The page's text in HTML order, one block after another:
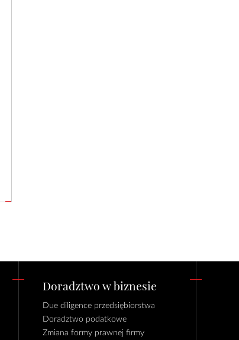
Doradztwo w biznesie
Due diligence przedsiębiorstwa
Doradztwo podatkowe
Zmiana formy prawnej firmy